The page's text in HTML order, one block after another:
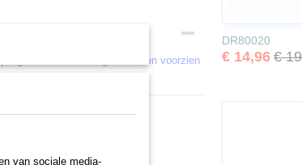
MTC aansluiting te kunnen voorzien
DR80020
€ 14,96 €
van sociale media-